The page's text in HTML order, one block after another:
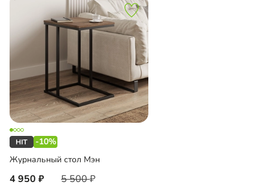
-10%
Журнальный стол Мэн
4 950 5 500